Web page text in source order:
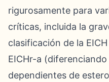
rigurosamente para
críticas, incluida la
clasificación de la
EICHr-a
dependientes de